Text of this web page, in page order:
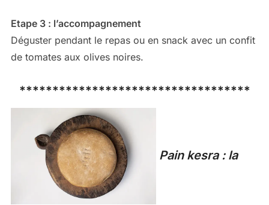
Etape 3 : l’accompagnement
Déguster pendant le repas ou en snack avec un confit
de tomates aux olives noires.
***********************************
Pain kesra : la